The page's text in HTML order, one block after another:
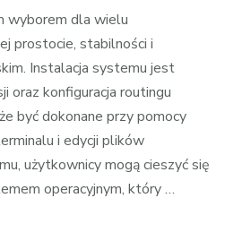
wyborem dla wielu
prostocie, stabilności i
Instalacja systemu jest
oraz konfiguracja routingu
być dokonane przy pomocy
i edycji plików
użytkownicy mogą cieszyć się
operacyjnym, który …